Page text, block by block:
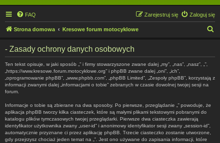
FAQ Zaloguj się
Zarejestruj się
Strona domowa Kresowe forum motocyklowe
- Zasady ochrony danych osobowych
Ten tekst opisuje, w jaki sposób „” i firmy stowarzyszone zwane dalej „my”, „nas”, „nasz”, „”,
„https://www.kresowe.forum.motocyklowe.org” i phpBB zwane dalej „oni”, „ich”,
„oprogramowanie phpBB”, „www.phpbb.com”, „phpBB Limited”, „Zespoły phpBB”, korzystają z
informacji zwanymi dalej „informacjami o tobie” zebranych w czasie dowolnej twojej sesji na
forum.
Informacje o tobie są zbierane na dwa sposoby. Po pierwsze, przeglądanie „” powoduje, że
aplikacja phpBB tworzy kilka ciasteczek, które są małymi plikami tekstowymi pobranymi do
katalogu plików tymczasowych twojej przeglądarki. Pierwsze dwa ciasteczka zawierają
identyfikator użytkownika zwany „user-id” i anonimowy identyfikator sesji zwany „session-id”,
automatycznie przyznane ci przez aplikację phpBB. Trzecie ciasteczko zostanie utworzone,
gdy przejrzysz chociaż jeden temat na „”. Jest ono używane do zapisania informacji, które